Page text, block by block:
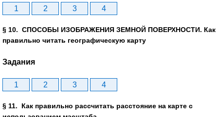
1 2 3 4
§ 10. СПОСОБЫ ИЗОБРАЖЕНИЯ ЗЕМНОЙ ПОВЕРХНОСТИ. Как
правильно читать географическую карту
Задания
1 2 3 4
§ 11. Как правильно рассчитать расстояние на карте с